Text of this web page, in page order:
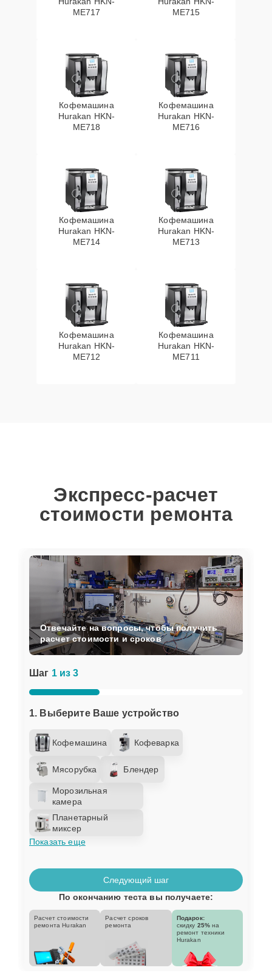
ME717
ME715
Кофемашина
Hurakan HKN-
ME718
Кофемашина
Hurakan HKN-
ME716
Кофемашина
Hurakan HKN-
ME714
Кофемашина
Hurakan HKN-
ME713
Кофемашина
Hurakan HKN-
ME712
Кофемашина
Hurakan HKN-
ME711
Экспресс-расчет
стоимости ремонта
Шаг 1 из 3
1. Выберите Ваше устройство
Кофемашина Кофеварка
Мясорубка Блендер
Морозильная
камера
Планетарный
миксер
Показать еще
Отвечайте на вопросы, чтобы получить
расчет стоимости и сроков
Следующий шаг
По окончанию теста вы получаете:
Расчет стоимости
ремонта Hurakan
Расчет сроков
ремонта
Подарок:
скидку 25% на
ремонт техники
Hurakan